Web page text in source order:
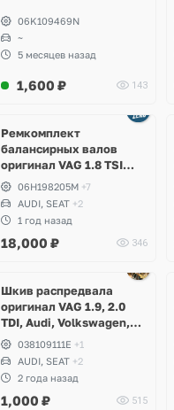
06K109469N
~
5 месяцев назад
1,600 ₽ 143
Ремкомплект
балансирных валов
оригинал VAG 1.8 TSI
gen2, CDAA, CDAB,
CDHA, Skoda Octavia A5,
Superb, Yeti, Audi A3, A4
B8, TT, Volkswagen
Passat B6, B7, CC,
06H198205M +7
AUDI, SEAT +2
1 год назад
18,000 ₽ 346
Шкив распредвала
оригинал VAG 1.9, 2.0
TDI, Audi, Volkswagen,
Skoda, Seat
038109111E +1
AUDI, SEAT +2
2 года назад
1,000 ₽ 515